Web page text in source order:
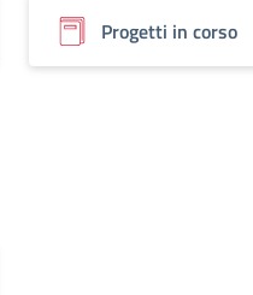
Progetti in corso